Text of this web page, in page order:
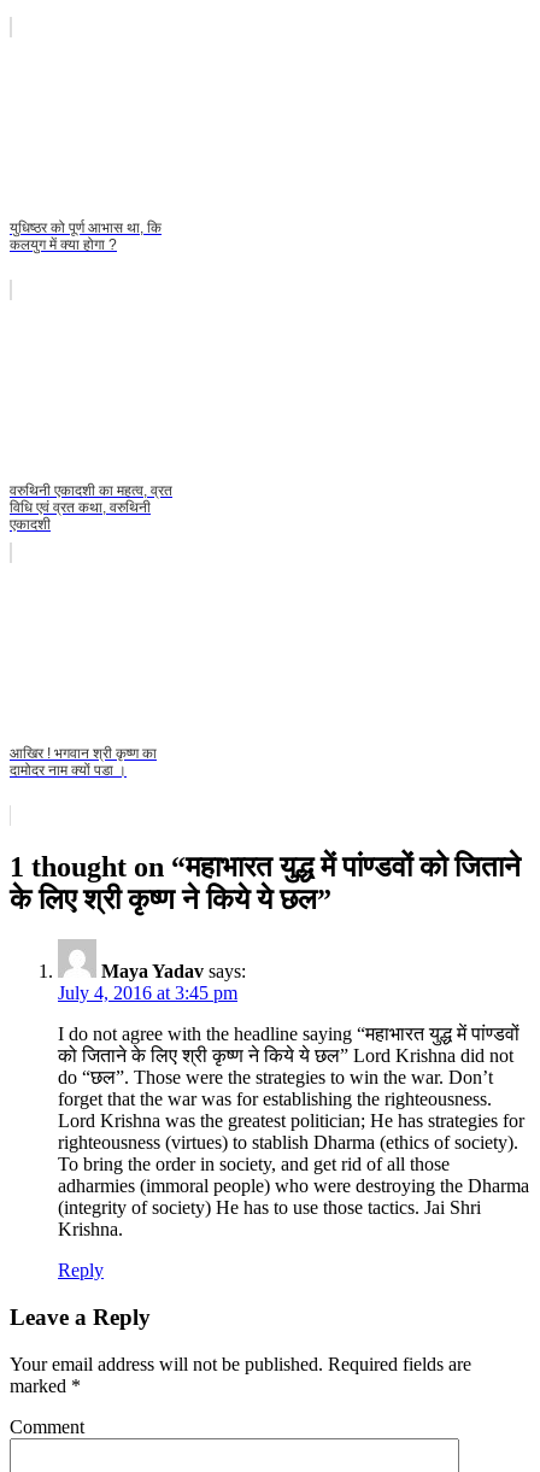
युधिष्ठर को पूर्ण आभास था, कि
कलयुग में क्या होगा ?
वरुथिनी एकादशी का महत्व, व्रत
विधि एवं व्रत कथा, वरुथिनी
एकादशी
आखिर ! भगवान श्री कृष्ण का
दामोदर नाम क्यों पडा ।
1 thought on “महाभारत युद्ध में पांण्डवों को जिताने
के लिए श्री कृष्ण ने किये ये छल”
Maya Yadav says:
July 4, 2016 at 3:45 pm
I do not agree with the headline saying “महाभारत युद्ध में पांण्डवों
को जिताने के लिए श्री कृष्ण ने किये ये छल” Lord Krishna did not
do “छल”. Those were the strategies to win the war. Don’t
forget that the war was for establishing the righteousness.
Lord Krishna was the greatest politician; He has strategies for
righteousness (virtues) to stablish Dharma (ethics of society).
To bring the order in society, and get rid of all those
adharmies (immoral people) who were destroying the Dharma
(integrity of society) He has to use those tactics. Jai Shri
Krishna.
Reply
Leave a Reply
Your email address will not be published. Required fields are
marked *
Comment